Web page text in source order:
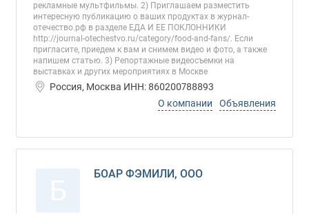
рекламные мультфильмы. 2) Приглашаем разместить
интересную публикацию о ваших продуктах в журнал-
отечество.рф в разделе ЕДА И ЕЕ ПОКЛОННИКИ
http://journal-otechestvo.ru/category/food-and-fans/. Если
пригласите, приедем к вам и снимем видео и фото, а также
напишем статью. 3) Репортажные видеосъемки на
выставках и других мероприятиях в Москве
Россия, Москва ИНН: 860200788893
О компании
Объявления
БОАР ФЭМИЛИ, ООО